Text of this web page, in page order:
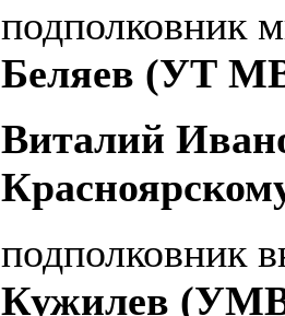
подполковник
Беляев (УТ
Виталий
подполковник
Кужилев